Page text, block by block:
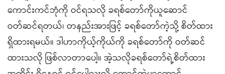
ကောင်းကင်ဘုံကို ဝင်ရသလို ခရစ်တော်ကိုယူဆောင်
ဝတ်ဆင်ရတယ်၊ တနည်းအားဖြင့် ခရစ်တော်ကဲ့သို့ စိတ်ထား
ရှိထားရမယ်။ ဒါဟာကိုယ့်ကိုယ်ကို ခရစ်တော်ကို ဝတ်ဆင်
ထားသလို ဖြစ်လာတာပေါ့။ အဲ့သလိုခရစ်တော်ရဲ့စိတ်ထား